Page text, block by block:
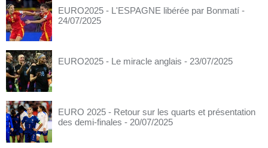
EURO2025 - L'ESPAGNE libérée par Bonmatí -
24/07/2025
EURO2025 - Le miracle anglais - 23/07/2025
EURO 2025 - Retour sur les quarts et présentation
des demi-finales - 20/07/2025